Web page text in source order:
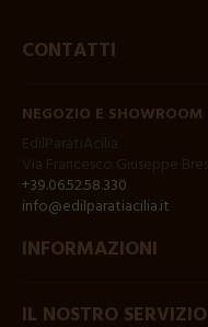
CONTATTI
NEGOZIO E SHOWROOM
+39.06.52.58.330
info@edilparatiacilia.it
INFORMAZIONI
IL NOSTRO SERVIZIO